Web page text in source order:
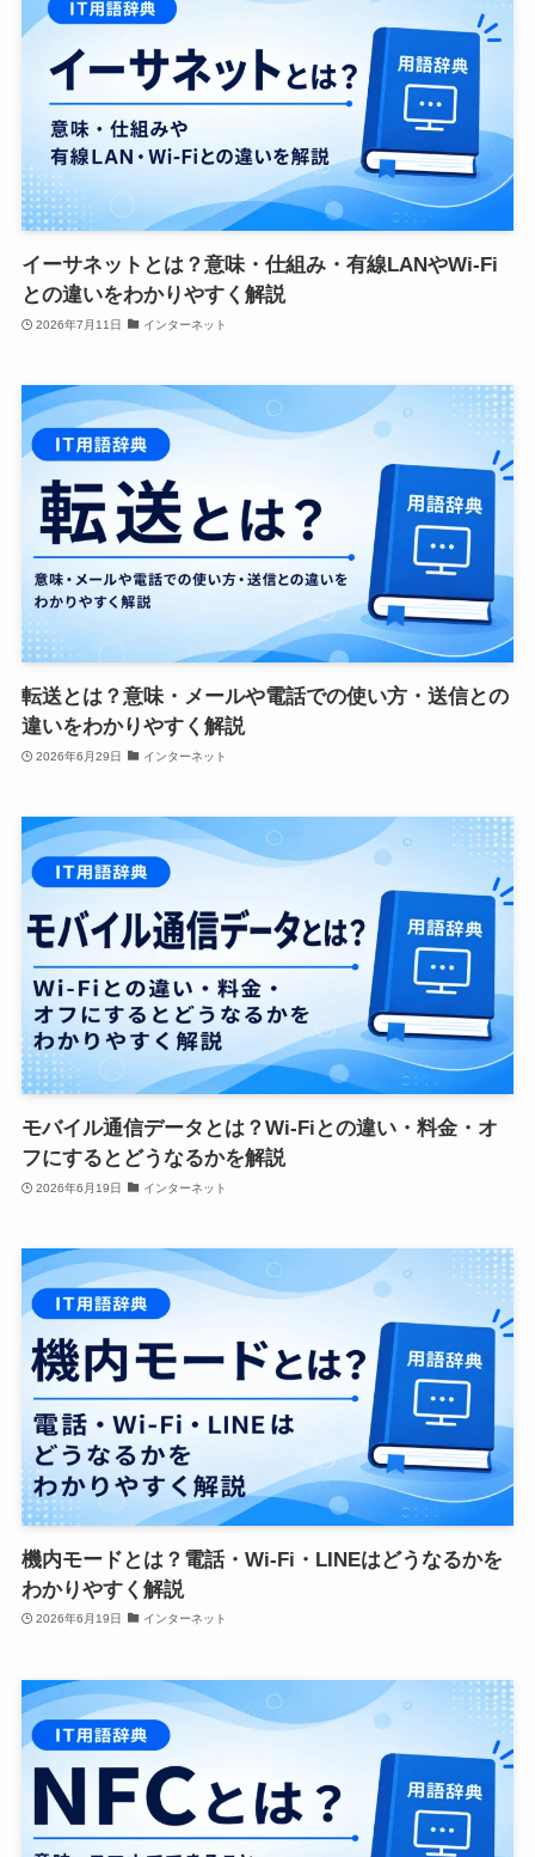
イーサネットとは？意味・仕組み・有線LANやWi-Fi
との違いをわかりやすく解説
2026年7月11日 インターネット
転送とは？意味・メールや電話での使い方・送信との
違いをわかりやすく解説
2026年6月29日 インターネット
モバイル通信データとは？Wi-Fiとの違い・料金・オ
フにするとどうなるかを解説
2026年6月19日 インターネット
機内モードとは？電話・Wi-Fi・LINEはどうなるかを
わかりやすく解説
2026年6月19日 インターネット